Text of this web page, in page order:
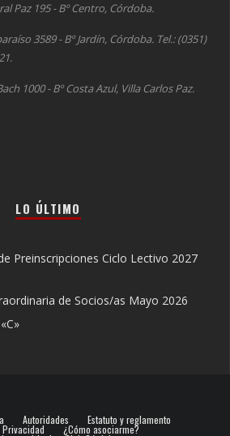
Paz 195 - Bº Centro, Córdoba.
3589 - Bº Jardín, Córdoba. Tel.: (0351)
1000 - Bº Costa Azul, Villa Carlos Paz.
LO ÚLTIMO
Preinscripciones Ciclo Lectivo 2027
de Socios/as Mayo 2026
Autoridades Estatuto y reglamento
¿Cómo asociarme?